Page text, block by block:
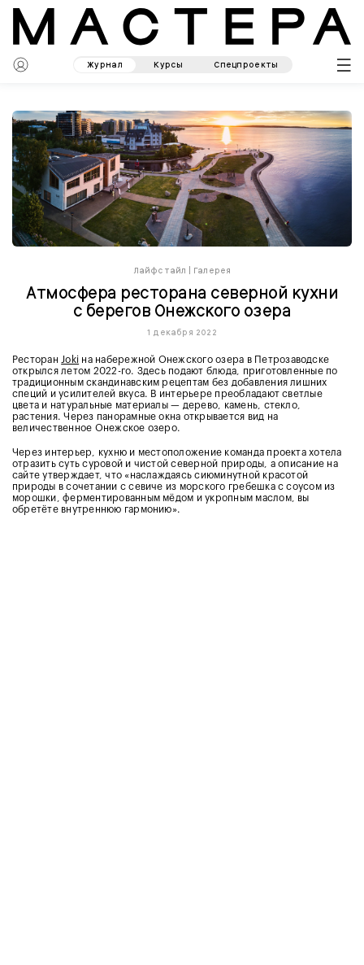
Журнал Курсы Спецпроекты
Лайфстайл Галерея
Атмосфера ресторана северной кухни
с берегов Онежского озера
1 декабря 2022
Ресторан Joki на набережной Онежского озера в Петрозаводске
открылся летом 2022-го. Здесь подают блюда, приготовленные по
традиционным скандинавским рецептам без добавления лишних
специй и усилителей вкуса. В интерьере преобладают светлые
цвета и натуральные материалы — дерево, камень, стекло,
растения. Через панорамные окна открывается вид на
величественное Онежское озеро.
Через интерьер, кухню и местоположение команда проекта хотела
отразить суть суровой и чистой северной природы, а описание на
сайте утверждает, что «наслаждаясь сиюминутной красотой
природы в сочетании с севиче из морского гребешка с соусом из
морошки, ферментированным мёдом и укропным маслом, вы
обретёте внутреннюю гармонию».